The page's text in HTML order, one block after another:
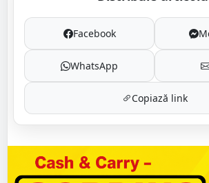
Facebook
WhatsApp
Copiază link